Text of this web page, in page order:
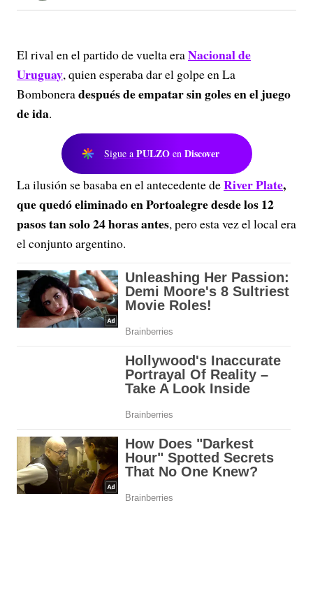
El rival en el partido de vuelta eraNacional de
Uruguay, quien esperaba dar el golpe en La
Bomboneradespués de empatar sin goles en el juego
de ida.
Sigue a PULZO en Discover
La ilusión se basaba en el antecedente deRiver Plate,
que quedó eliminado en Portoalegre desde los 12
pasos tan solo 24 horas antes, pero esta vez el local era
el conjunto argentino.